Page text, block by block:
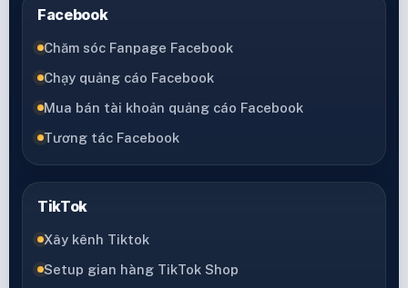
Facebook
Chăm sóc Fanpage Facebook
Chạy quảng cáo Facebook
Mua bán tài khoản quảng cáo Facebook
Tương tác Facebook
TikTok
Xây kênh Tiktok
Setup gian hàng TikTok Shop